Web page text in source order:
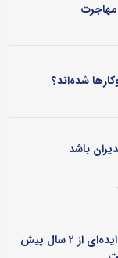
مهاجرت
شده‌اند؟
باشد
رونمایی آفرتو از امکانات جدید؛ ایده‌ای از ۲ سال پیش